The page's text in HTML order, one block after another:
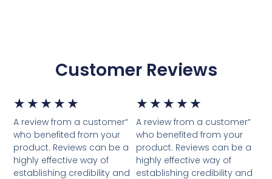
Customer Reviews
★
★
★
★
★
5
מתוך
“A review from a customer
who benefited from your
product. Reviews can be a
highly effective way of
establishing credibility and
★
★
★
★
★
5
5
“A review from a customer
who benefited from your
product. Reviews can be a
highly effective way of
establishing credibility and